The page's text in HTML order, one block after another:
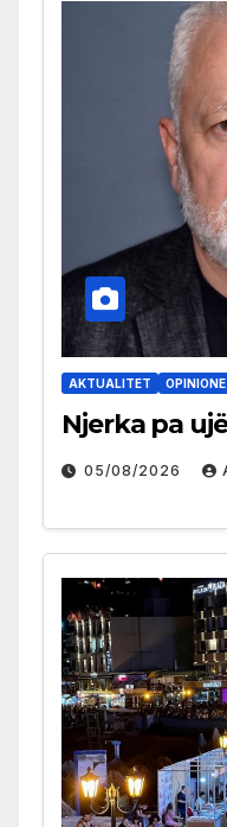
AKTUALITET OPINIONE
Njerka pa ujë
05/08/2026